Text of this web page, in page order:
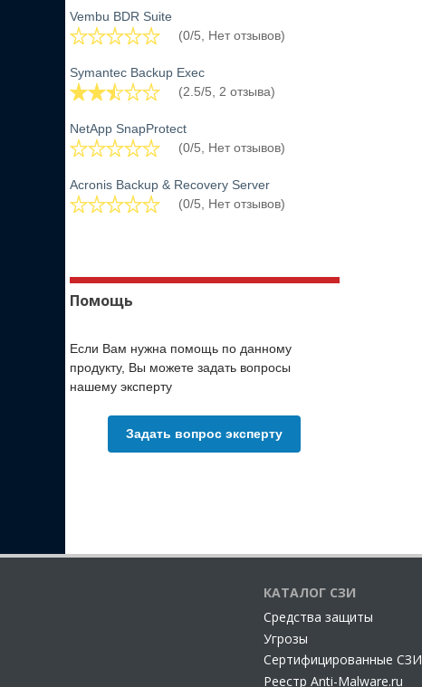
Vembu BDR Suite
(0/5, Нет отзывов)
Symantec Backup Exec
(2.5/5, 2 отзыва)
NetApp SnapProtect
(0/5, Нет отзывов)
Acronis Backup & Recovery Server
(0/5, Нет отзывов)
Помощь
Если Вам нужна помощь по данному
продукту, Вы можете задать вопросы
нашему эксперту
Задать вопрос эксперту
КАТАЛОГ СЗИ
Cредства защиты
Угрозы
Сертифицированные СЗИ
Реестр Anti-Malware.ru